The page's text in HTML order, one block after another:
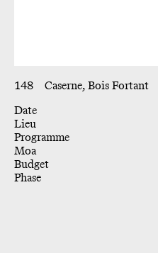
148 Caserne, Bois Fortant
Date
Lieu
Programme
Moa
Budget
Phase